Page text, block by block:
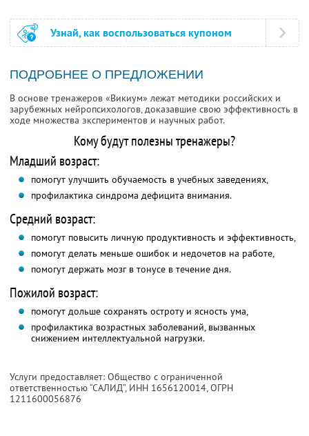
Узнай, как воспользоваться купоном
ПОДРОБНЕЕ О ПРЕДЛОЖЕНИИ
В основе тренажеров «Викиум» лежат методики российских и
зарубежных нейропсихологов, доказавшие свою эффективность в
ходе множества экспериментов и научных работ.
Кому будут полезны тренажеры?
Младший возраст:
помогут улучшить обучаемость в учебных заведениях,
профилактика синдрома дефицита внимания.
Средний возраст:
помогут повысить личную продуктивность и эффективность,
помогут делать меньше ошибок и недочетов на работе,
помогут держать мозг в тонусе в течение дня.
Пожилой возраст:
помогут дольше сохранять остроту и ясность ума,
профилактика возрастных заболеваний, вызванных
снижением интеллектуальной нагрузки.
Услуги предоставляет: Общество с ограниченной
ответственностью “САЛИД”, ИНН 1656120014, ОГРН
1211600056876